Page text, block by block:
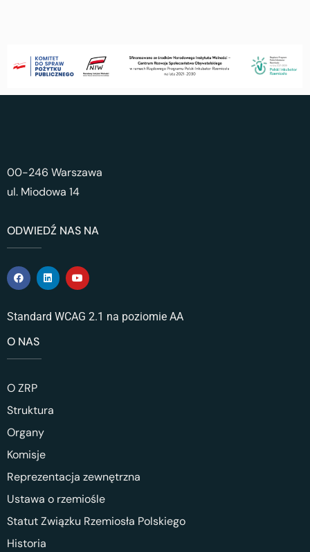
00-246 Warszawa
ul. Miodowa 14
ODWIEDŹ NAS NA
Standard WCAG 2.1 na poziomie AA
O NAS
O ZRP
Struktura
Organy
Komisje
Reprezentacja zewnętrzna
Ustawa o rzemiośle
Statut Związku Rzemiosła Polskiego
Historia